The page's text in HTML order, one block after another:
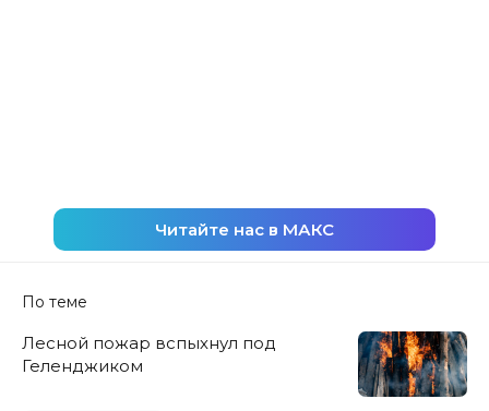
Читайте нас в МАКС
По теме
Лесной пожар вспыхнул под
Геленджиком